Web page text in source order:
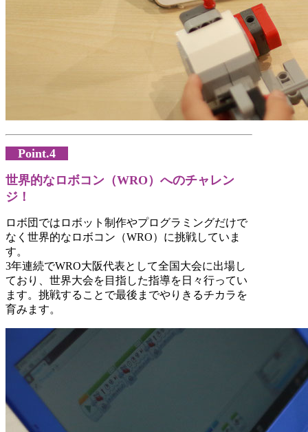
Point.4
世界的なロボコン（WRO）へのチャレン
ジ！
ロボ団ではロボット制作やプログラミングだけで
なく世界的なロボコン（WRO）に挑戦していま
す。
3年連続でWRO大阪代表として全国大会に出場し
ており、世界大会を目指した指導を日々行ってい
ます。挑戦することで最後までやりきるチカラを
育みます。